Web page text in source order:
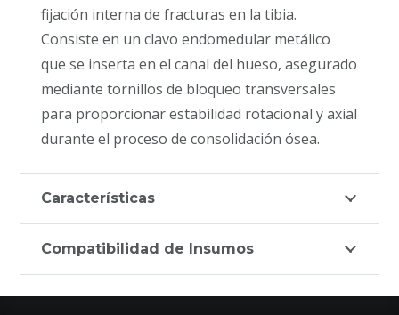
fijación interna de fracturas en la tibia.
Consiste en un clavo endomedular metálico
que se inserta en el canal del hueso, asegurado
mediante tornillos de bloqueo transversales
para proporcionar estabilidad rotacional y axial
durante el proceso de consolidación ósea.
Características
Compatibilidad de Insumos